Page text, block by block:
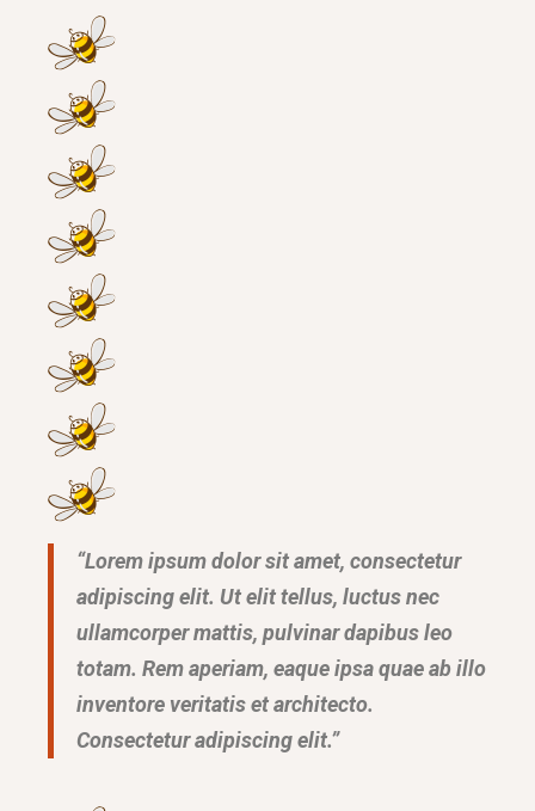
“Lorem ipsum dolor sit amet, consectetur
adipiscing elit. Ut elit tellus, luctus nec
ullamcorper mattis, pulvinar dapibus leo
totam. Rem aperiam, eaque ipsa quae ab illo
inventore veritatis et architecto.
Consectetur adipiscing elit.”